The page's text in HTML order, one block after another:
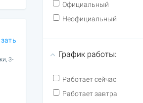
3-
Официальный
Неофициальный
График работы:
Работает сейчас
Работает завтра